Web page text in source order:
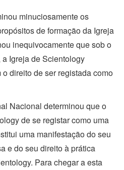
minuciosamente os
de formação da Igreja
inequivocamente que sob o
Igreja de Scientology
direito de ser registada como
Nacional determinou que o
de se registar como uma
uma manifestação do seu
e do seu direito à prática
Para chegar a esta